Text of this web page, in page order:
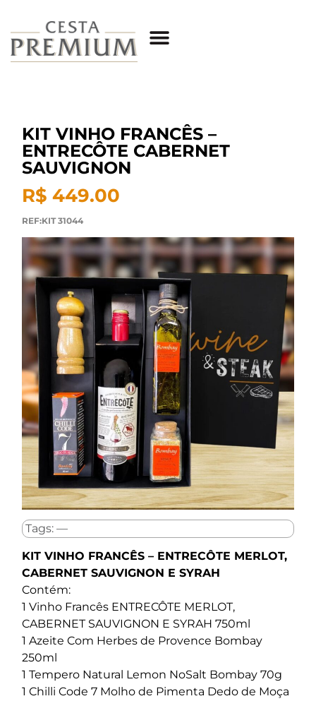
KIT VINHO FRANCÊS –
ENTRECÔTE CABERNET
SAUVIGNON
R$ 449.00
REF:KIT 31044
Tags: —
KIT VINHO FRANCÊS – ENTRECÔTE MERLOT,
CABERNET SAUVIGNON E SYRAH
Contém:
1 Vinho Francês ENTRECÔTE MERLOT,
CABERNET SAUVIGNON E SYRAH 750ml
1 Azeite Com Herbes de Provence Bombay
250ml
1 Tempero Natural Lemon NoSalt Bombay 70g
1 Chilli Code 7 Molho de Pimenta Dedo de Moça